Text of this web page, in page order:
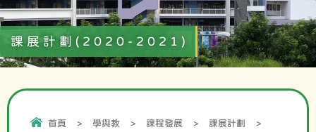
課展計劃(2020-2021)
首頁 > 學與教 > 課程發展 > 課展計劃
>